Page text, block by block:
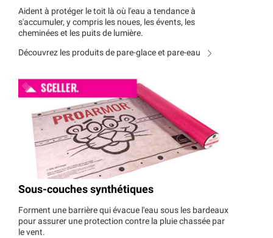
Aident à protéger le toit là où l'eau a tendance à
s'accumuler, y compris les noues, les évents, les
cheminées et les puits de lumière.
Découvrez les produits de pare-glace et pare-eau
Sous-couches synthétiques
Forment une barrière qui évacue l'eau sous les bardeaux
pour assurer une protection contre la pluie chassée par
le vent.